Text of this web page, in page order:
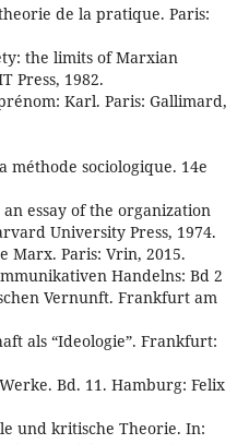
theorie de la pratique. Paris:
the limits of Marxian
Press, 1982.
Karl. Paris: Gallimard,
méthode sociologique. 14e
an essay of the organization
University Press, 1974.
Marx. Paris: Vrin, 2015.
Handelns: Bd 2
Vernunft. Frankfurt am
als “Ideologie”. Frankfurt:
Bd. 11. Hamburg: Felix
und kritische Theorie. In: